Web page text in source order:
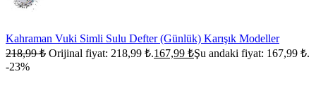
Kahraman Vuki Simli Sulu Defter (Günlük) Karışık Modeller
218,99₺ Orijinal fiyat: 218,99 ₺.167,99 ₺Şu andaki fiyat: 167,99 ₺.
-23%